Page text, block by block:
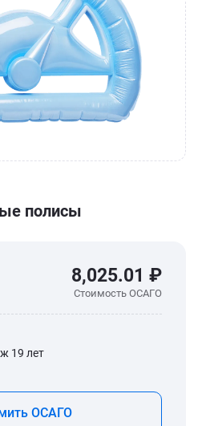
полисы
8,025.01 ₽
Стоимость ОСАГО
19 лет
ОСАГО